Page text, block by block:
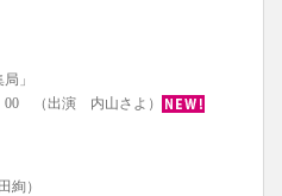
」
（出演 内山さよ）
）